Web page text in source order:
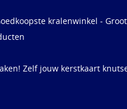
kralenwinkel -
Zelf jouw kerstkaart